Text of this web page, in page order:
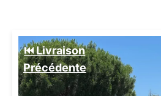
⏮️ Livraison
Précédente